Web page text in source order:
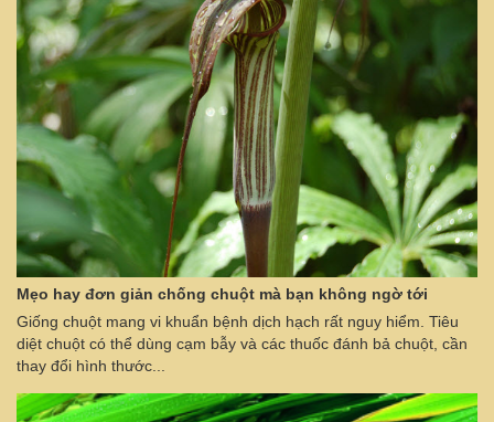
Mẹo hay đơn giản chống chuột mà bạn không ngờ tới
Giống chuột mang vi khuẩn bệnh dịch hạch rất nguy hiểm. Tiêu
diệt chuột có thể dùng cạm bẫy và các thuốc đánh bả chuột, cần
thay đổi hình thước...